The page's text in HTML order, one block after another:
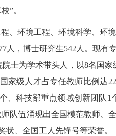
”。
、环境工程、环境科学、环
人，博士研究生542人。现有
士为学术带头人，以8名国
家级人才占专任教师比例达
、科技部重点领域创新团队
队伍涌现出全国模范教师、
状、全国工人先锋号等荣誉。